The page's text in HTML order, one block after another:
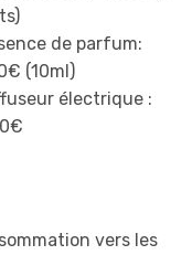
de parfum:
(10ml)
électrique :
vers les